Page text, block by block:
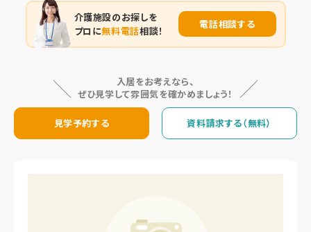
介護施設のお探しを
プロに無料電話相談！
電話相談する
入居をお考えなら、
ぜひ見学して雰囲気を確かめましょう！
見学予約する 資料請求する（無料）